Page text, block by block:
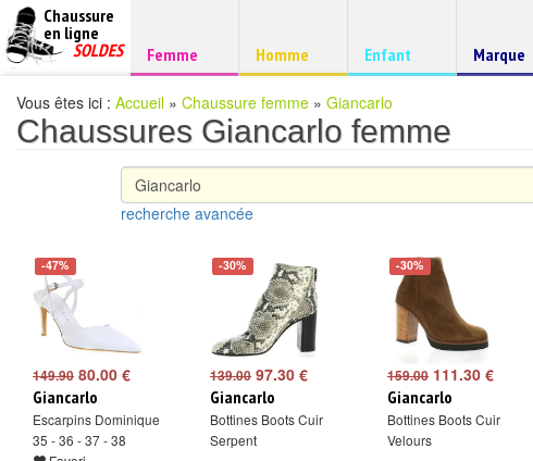
Chaussure
à
prix
Chaussure
en ligne
pas
SOLDES Chaussure
Femme Chaussure
Homme Chaussure
Enfant
Chaussure
de
Marque
Vous êtes ici : Accueil » Chaussure femme » Giancarlo
Chaussures Giancarlo femme
recherche avancée
-47%
149.90 80.00 €
Giancarlo
Escarpins Dominique
35 - 36 - 37 - 38
-30%
139.00 97.30 €
Giancarlo
Bottines Boots Cuir
Serpent
-30%
159.00 111.30 €
Giancarlo
Bottines Boots Cuir
Velours